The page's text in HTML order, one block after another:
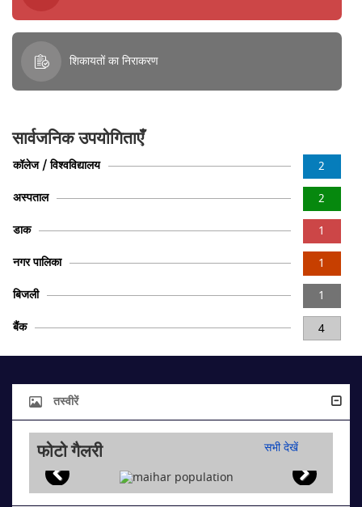
शिकायतों का निराकरण
सार्वजनिक उपयोगिताएँ
2
कॉलेज / विश्वविद्यालय
2
अस्पताल
1
डाक
1
नगर पालिका
1
बिजली
4
बैंक
तस्वीरें
फोटो गैलरी सभी देखें